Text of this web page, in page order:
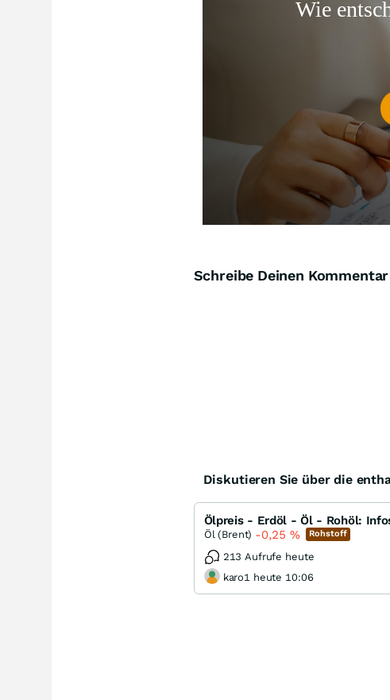
Schreibe Deinen Kommentar
Diskutieren Sie über die
Ölpreis - Erdöl - Öl - Rohöl:
Öl (Brent) -0,25 % Rohstoff
213 Aufrufe heute
karo1 heute 10:06